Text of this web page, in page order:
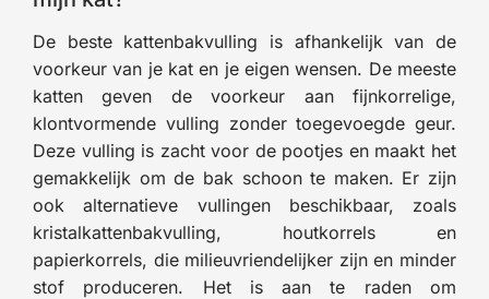
De beste kattenbakvulling is afhankelijk van de
voorkeur van je kat en je eigen wensen. De meeste
katten geven de voorkeur aan fijnkorrelige,
klontvormende vulling zonder toegevoegde geur.
Deze vulling is zacht voor de pootjes en maakt het
gemakkelijk om de bak schoon te maken. Er zijn
ook alternatieve vullingen beschikbaar, zoals
kristalkattenbakvulling, houtkorrels en
papierkorrels, die milieuvriendelijker zijn en minder
stof produceren. Het is aan te raden om